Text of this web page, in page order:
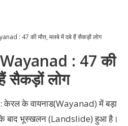
: 47 की मौत, मलबे में दबे हैं सैकड़ों लोग
: 47 की
सैकड़ों लोग
के वायनाड(Wayanad) में बड़ा
के बाद भूस्खलन (Landslide) हुआ है।